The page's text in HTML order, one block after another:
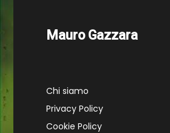
Mauro Gazzara
Chi siamo
Privacy Policy
Cookie Policy